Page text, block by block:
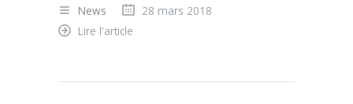
News
28 mars 2018
Lire l'article